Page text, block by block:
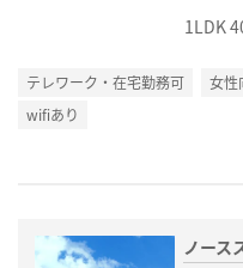
1LDK
テレワーク・在宅勤務可 女性
wifiあり
ノース